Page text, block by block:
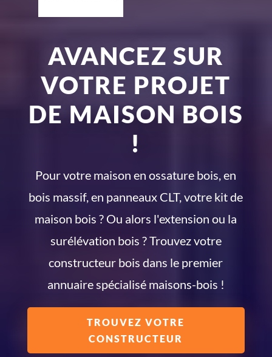
AVANCEZ SUR
VOTRE PROJET
DE MAISON BOIS
!
Pour votre maison en ossature bois, en
bois massif, en panneaux CLT, votre kit de
maison bois ? Ou alors l'extension ou la
surélévation bois ? Trouvez votre
constructeur bois dans le premier
annuaire spécialisé maisons-bois !
TROUVEZ VOTRE
CONSTRUCTEUR